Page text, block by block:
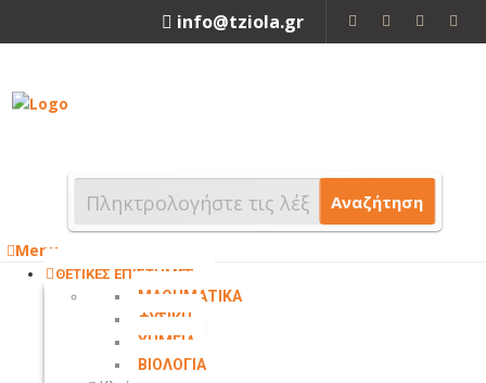
info@tziola.gr
Αναζήτηση
Menu
ΘΕΤΙΚΕΣ ΕΠΙΣΤΗΜΕΣ
ΜΑΘΗΜΑΤΙΚΑ
ΦΥΣΙΚΗ
ΧΗΜΕΙΑ
ΒΙΟΛΟΓΙΑ